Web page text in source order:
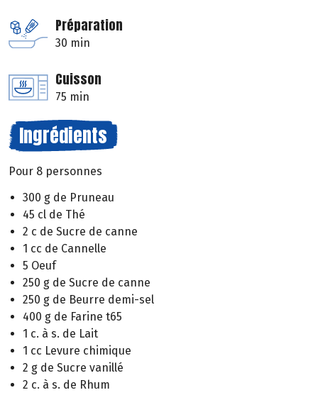
Préparation
30 min
Cuisson
75 min
Ingrédients
Pour 8 personnes
300 g de Pruneau
45 cl de Thé
2 c de Sucre de canne
1 cc de Cannelle
5 Oeuf
250 g de Sucre de canne
250 g de Beurre demi-sel
400 g de Farine t65
1 c. à s. de Lait
1 cc Levure chimique
2 g de Sucre vanillé
2 c. à s. de Rhum